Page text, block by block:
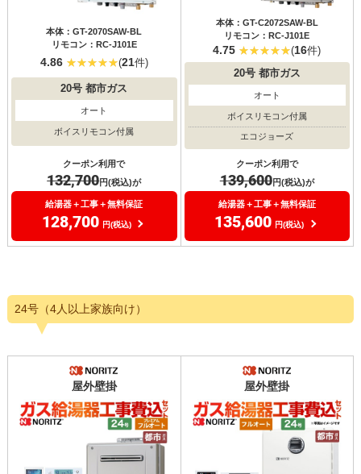
本体：GT-2070SAW-BL
リモコン：RC-J101E
4.86 (21件)
20号 都市ガス
オート
ボイスリモコン付属
クーポン利用で
132,700円(税込)が
給湯器＋工事＋無料保証
128,700 円(税込)
本体：GT-C2072SAW-BL
リモコン：RC-J101E
4.75 (16件)
20号都市ガス
オート
ボイスリモコン付属
エコジョーズ
クーポン利用で
139,600円(税込)が
給湯器＋工事＋無料保証
135,600 円(税込)
24号（4人以上家族向け）
屋外壁掛 屋外壁掛